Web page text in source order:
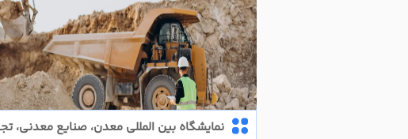
نمایشگاه بین المللی معدن، صنایع معدنی،